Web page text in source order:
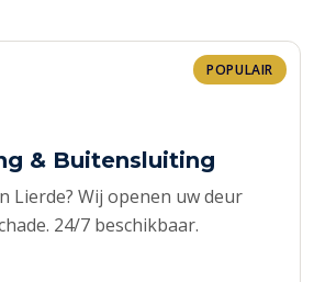
POPULAIR
& Buitensluiting
Lierde? Wij openen uw deur
24/7 beschikbaar.